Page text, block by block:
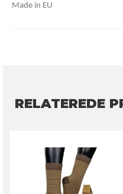
Made in EU
RELATEREDE